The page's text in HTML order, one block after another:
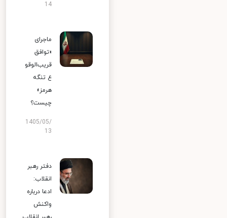
14
ماجرای
«توافق
قریب‌الوقو
ع تنگه
هرمز»
چیست؟
1405/05/
13
دفتر رهبر
انقلاب:
ادعا درباره
واکنش